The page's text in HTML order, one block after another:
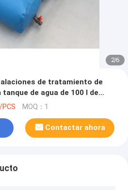
2/6
de tratamiento de
de agua de 100 l de
MOQ：1
Contactar ahora